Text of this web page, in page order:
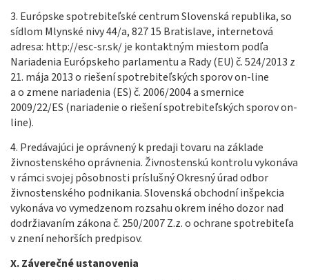
3. Európske spotrebiteľské centrum Slovenská republika, so
sídlom Mlynské nivy 44/a, 827 15 Bratislave, internetová
adresa: http://esc-sr.sk/je kontaktným miestom podľa
Nariadenia Európskeho parlamentu a Rady (EU) č. 524/2013 z
21. mája 2013 o riešení spotrebiteľských sporov on-line
a o zmene nariadenia (ES) č. 2006/2004 a smernice
2009/22/ES (nariadenie o riešení spotrebiteľských sporov on-
line).
4. Predávajúci je oprávnený k predaji tovaru na základe
živnostenského oprávnenia. Živnostenskú kontrolu vykonáva
v rámci svojej pôsobnosti príslušný Okresný úrad odbor
živnostenského podnikania. Slovenská obchodní inšpekcia
vykonáva vo vymedzenom rozsahu okrem iného dozor nad
dodržiavaním zákona č. 250/2007 Z.z. o ochrane spotrebiteľa
v znení nehorších predpisov.
X.Záverečné ustanovenia